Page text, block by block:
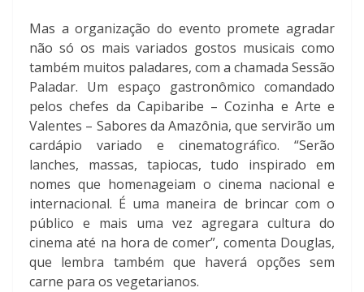
Mas a organização do evento promete agradar
não só os mais variados gostos musicais como
também muitos paladares, com a chamada Sessão
Paladar. Um espaço gastronômico comandado
pelos chefes da Capibaribe – Cozinha e Arte e
Valentes – Sabores da Amazônia, que servirão um
cardápio variado e cinematográfico. “Serão
lanches, massas, tapiocas, tudo inspirado em
nomes que homenageiam o cinema nacional e
internacional. É uma maneira de brincar com o
público e mais uma vez agregara cultura do
cinema até na hora de comer”, comenta Douglas,
que lembra também que haverá opções sem
carne para os vegetarianos.